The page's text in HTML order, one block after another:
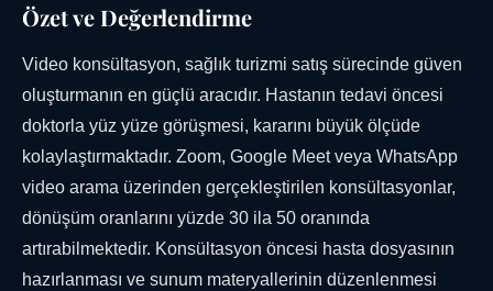
Özet ve Değerlendirme
Video konsültasyon, sağlık turizmi satış sürecinde güven
oluşturmanın en güçlü aracıdır. Hastanın tedavi öncesi
doktorla yüz yüze görüşmesi, kararını büyük ölçüde
kolaylaştırmaktadır. Zoom, Google Meet veya WhatsApp
video arama üzerinden gerçekleştirilen konsültasyonlar,
dönüşüm oranlarını yüzde 30 ila 50 oranında
artırabilmektedir. Konsültasyon öncesi hasta dosyasının
hazırlanması ve sunum materyallerinin düzenlenmesi